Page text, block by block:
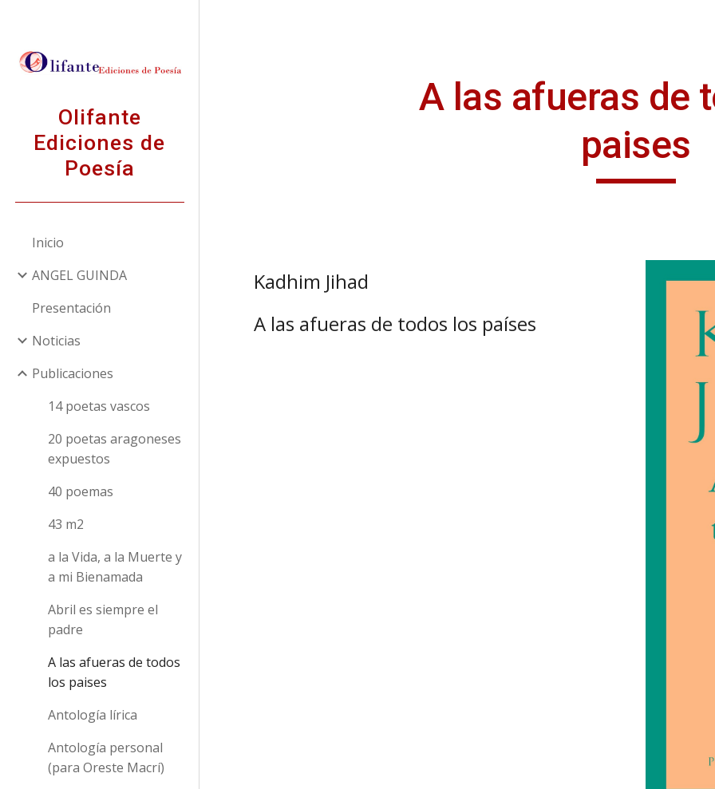
Olifante
Ediciones de
Poesía
Inicio
ANGEL GUINDA
Presentación
Noticias
Publicaciones
14 poetas vascos
20 poetas aragoneses
expuestos
40 poemas
43 m2
a la Vida, a la Muerte y
a mi Bienamada
Abril es siempre el
padre
A las afueras de todos
los paises
Antología lírica
Antología personal
(para Oreste Macrí)
A las afueras de
paises
Kadhim Jihad
A las afueras de todos los países